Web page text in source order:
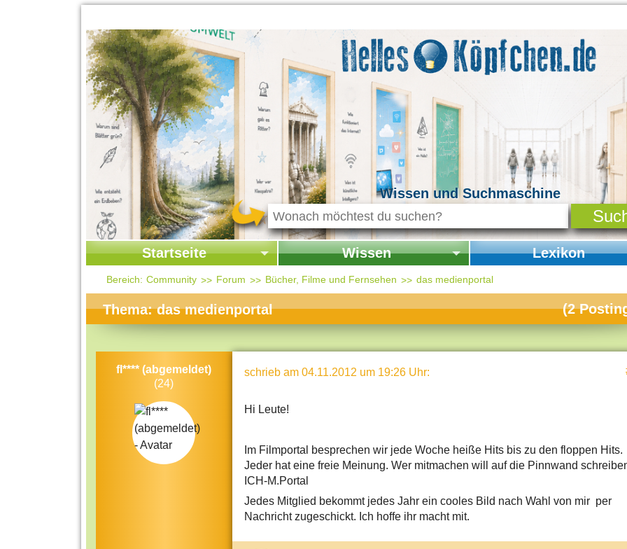
Wissen und Suchmaschine
Startseite
Startseite
Kontakt
Themen-Specials
Häufig gesucht
Beliebte Artikel
Wissen
Startseite Wissen
Kolumne
Mensch & Natur
Gesellschaft & Politik
Kunst
Technik
Kinderuni
Länderlexikon
Lexikon
Startseite Lexikon
Bereich: Community Forum Bücher, Filme und Fernsehen das medienportal
Thema: das medienportal (2
fl**** (abgemeldet)
(24)
schrieb am 04.11.2012 um 19:26 Uhr:
Hi Leute!
Im Filmportal besprechen wir jede Woche heiße Hits bis zu den floppen Hits.
Jeder hat eine freie Meinung. Wer mitmachen will auf die Pinnwand
ICH-M.Portal
Jedes Mitglied bekommt jedes Jahr ein cooles Bild nach Wahl von mir per
Nachricht zugeschickt. Ich hoffe ihr macht mit.